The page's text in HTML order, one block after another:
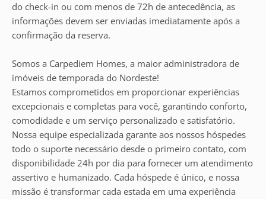
do check-in ou com menos de 72h de antecedência, as
informações devem ser enviadas imediatamente após a
confirmação da reserva.
Somos a Carpediem Homes, a maior administradora de
imóveis de temporada do Nordeste!
Estamos comprometidos em proporcionar experiências
excepcionais e completas para você, garantindo conforto,
comodidade e um serviço personalizado e satisfatório.
Nossa equipe especializada garante aos nossos hóspedes
todo o suporte necessário desde o primeiro contato, com
disponibilidade 24h por dia para fornecer um atendimento
assertivo e humanizado. Cada hóspede é único, e nossa
missão é transformar cada estada em uma experiência